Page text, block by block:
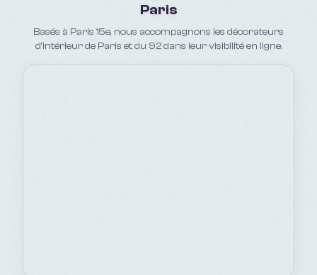
Paris
Basés à Paris 15e, nous accompagnons les décorateurs
d'intérieur de Paris et du 92 dans leur visibilité en ligne.